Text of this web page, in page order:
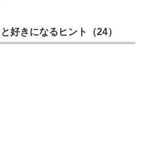
好きになるヒント（24）